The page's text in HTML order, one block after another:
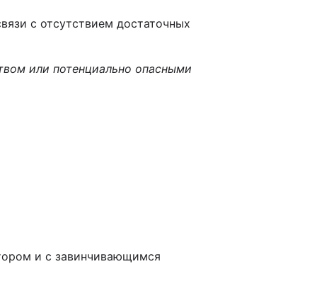
с отсутствием достаточных
или потенциально опасными
и с завинчивающимся